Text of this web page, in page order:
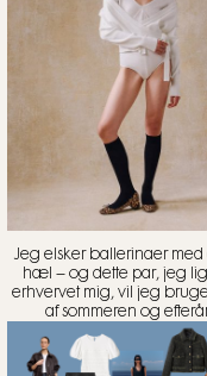
Jeg elsker ballerinaer med
hæl – og dette par, jeg
erhvervet mig, vil jeg
af sommeren og